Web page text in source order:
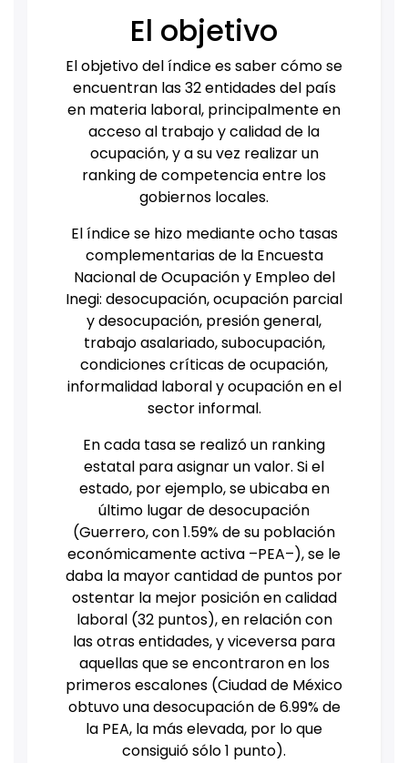
El objetivo
El objetivo del índice es saber cómo se
encuentran las 32 entidades del país
en materia laboral, principalmente en
acceso al trabajo y calidad de la
ocupación, y a su vez realizar un
ranking de competencia entre los
gobiernos locales.
El índice se hizo mediante ocho tasas
complementarias de la Encuesta
Nacional de Ocupación y Empleo del
Inegi: desocupación, ocupación parcial
y desocupación, presión general,
trabajo asalariado, subocupación,
condiciones críticas de ocupación,
informalidad laboral y ocupación en el
sector informal.
En cada tasa se realizó un ranking
estatal para asignar un valor. Si el
estado, por ejemplo, se ubicaba en
último lugar de desocupación
(Guerrero, con 1.59% de su población
económicamente activa –PEA–), se le
daba la mayor cantidad de puntos por
ostentar la mejor posición en calidad
laboral (32 puntos), en relación con
las otras entidades, y viceversa para
aquellas que se encontraron en los
primeros escalones (Ciudad de México
obtuvo una desocupación de 6.99% de
la PEA, la más elevada, por lo que
consiguió sólo 1 punto).